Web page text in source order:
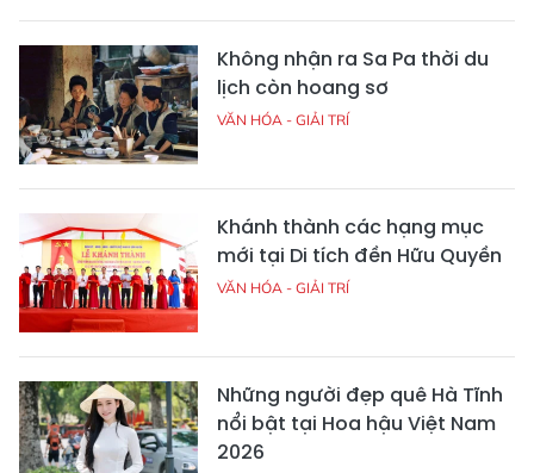
Không nhận ra Sa Pa thời du
lịch còn hoang sơ
VĂN HÓA - GIẢI TRÍ
Khánh thành các hạng mục
mới tại Di tích đền Hữu Quyền
VĂN HÓA - GIẢI TRÍ
Những người đẹp quê Hà Tĩnh
nổi bật tại Hoa hậu Việt Nam
2026